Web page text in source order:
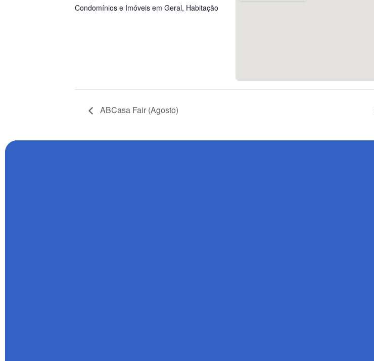
Condomínios e Imóveis em Geral, Habitação
ABCasa Fair (Agosto)